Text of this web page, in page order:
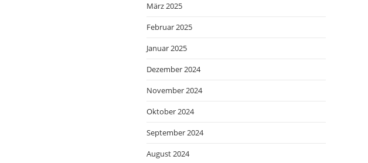
März 2025
Februar 2025
Januar 2025
Dezember 2024
November 2024
Oktober 2024
September 2024
August 2024